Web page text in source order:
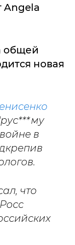
Angela
общей
новая
в
что